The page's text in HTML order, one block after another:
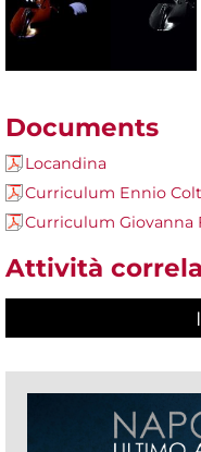
Documents
Locandina
Curriculum Ennio
Curriculum Giovanna
Attività